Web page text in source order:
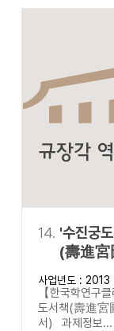
14. '수진궁
(壽進宮
(탈초·정
사업년도 : 2013
【한국학연
도서책(壽進宮
서) 과제정보...